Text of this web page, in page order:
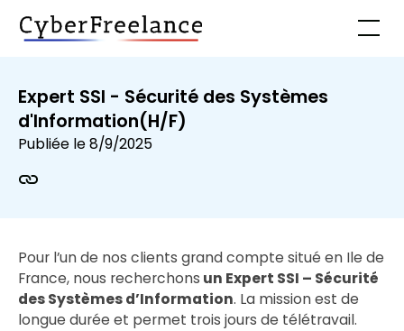
Expert SSI - Sécurité des Systèmes
d'Information(H/F)
Publiée le8/9/2025
Pour l’un de nos clients grand compte situé en Ile de
France, nous recherchons un Expert SSI – Sécurité
des Systèmes d’Information. La mission est de
longue durée et permet trois jours de télétravail.